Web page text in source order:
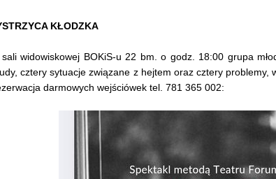
KŁODZKA
widowiskowej BOKiS-u 22 bm. o godz. 18:00 grupa
cztery sytuacje związane z hejtem oraz cztery problemy,
darmowych wejściówek tel. 781 365 002: